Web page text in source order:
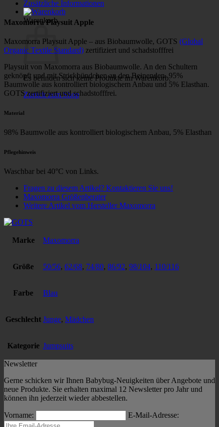
Warenkorb
Es befinden sich keine Produkte im Warenkorb.
Zurück zum Shop
Zusätzliche Informationen
Maxomorra Playsuit Apple
Maxomorra Playsuit Apple – aus Biobaumwolle, GOTS (Global
Organic Textile Standard) zertifiziert und schadstofffrei
Playsuit von Maxomorra aus Biobaumwolle. An den Schultern
geknöpft und mit Strickbündchen an den Beinenden. 95%
Baumwolle aus kontrolliert biologischem Anbau und 5% Elasthan.
GOTS zertifiziert und schadstofffrei.
Material
98% Baumwolle aus kontrolliert biologischem Anbau, 5% Elasthan
Pflegehinweis
Waschbar bei 40°C von Links.
Fragen zu diesem Artikel? Kontaktieren Sie uns!
Maxomorra Größenberater
Weitere Artikel vom Hersteller Maxomorra
Marke Maxomorra
Größe 50/56, 62/68, 74/80, 86/92, 98/104, 110/116
Farbe Blau
Geschlecht Junge, Mädchen
Kategorie Jumpsuits
Newsletter
Gerne schicken wir Ihnen Babybug-Neuigkeiten über Angebote und
neue Produkte. Sie erhalten maximal 12 Newsletter pro Jahr und
können ihn jederzeit wieder abbestellen.
Vorname: E-Mail-Adresse: